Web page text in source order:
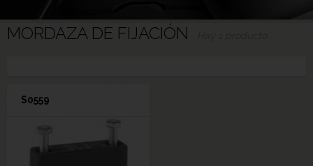
MORDAZA DE FIJACIÓN
S0559